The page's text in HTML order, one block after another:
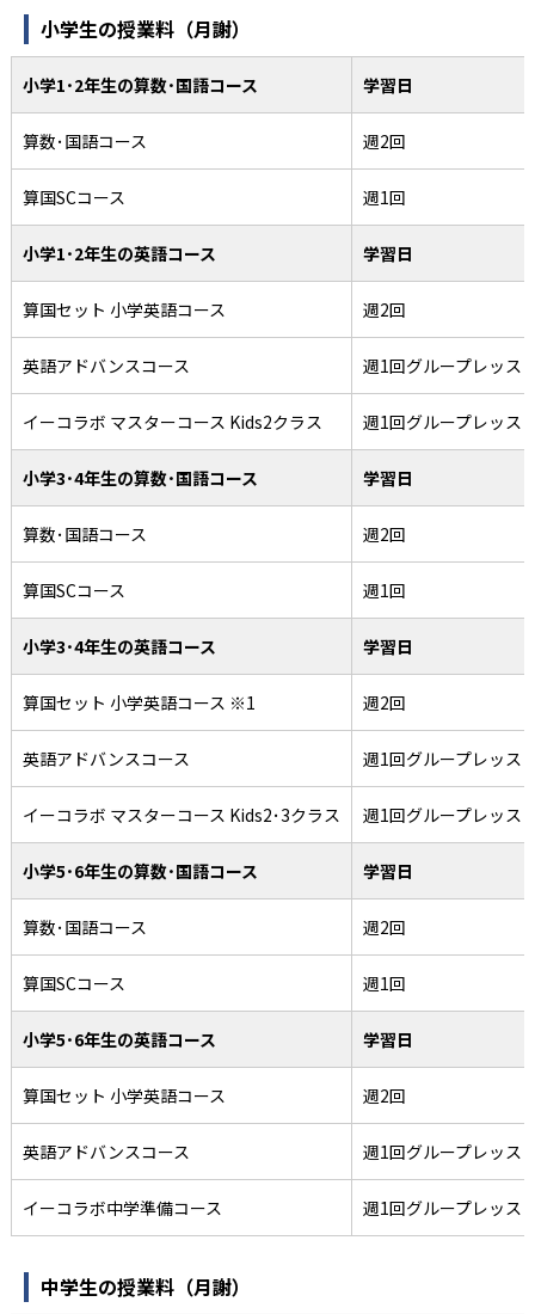
小学生の授業料（月謝）
小学1･2年生の算数･国語コース 学習日
算数･国語コース 週2回
算国SCコース 週1回
小学1･2年生の英語コース 学習日
算国セット 小学英語コース 週2回
英語アドバンスコース 週1回グループレッス
イーコラボ マスターコース Kids2クラス 週1回グループレッス
小学3･4年生の算数･国語コース 学習日
算数･国語コース 週2回
算国SCコース 週1回
小学3･4年生の英語コース 学習日
算国セット 小学英語コース ※1 週2回
英語アドバンスコース 週1回グループレッス
イーコラボ マスターコース Kids2･3クラス 週1回グループレッス
小学5･6年生の算数･国語コース 学習日
算数･国語コース 週2回
算国SCコース 週1回
小学5･6年生の英語コース 学習日
算国セット 小学英語コース 週2回
英語アドバンスコース 週1回グループレッス
イーコラボ中学準備コース 週1回グループレッス
中学生の授業料（月謝）